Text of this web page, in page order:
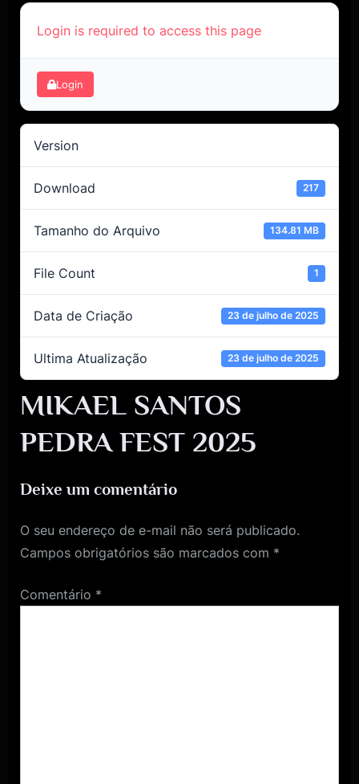
Login is required to access this page
Login
Version
Download 217
Tamanho do Arquivo 134.81 MB
File Count 1
Data de Criação 23 de julho de 2025
Ultima Atualização 23 de julho de 2025
MIKAEL SANTOS
PEDRA FEST 2025
Deixe um comentário
O seu endereço de e-mail não será publicado.
Campos obrigatórios são marcados com *
Comentário *